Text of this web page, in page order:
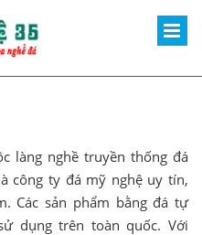
làng nghề truyền thống đá
công ty đá mỹ nghệ uy tín,
Các sản phẩm bằng đá tự
dụng trên toàn quốc. Với